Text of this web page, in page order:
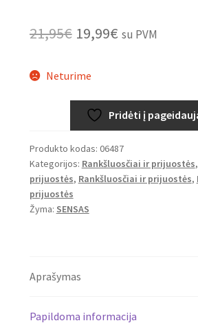
21,95€ Original
was:
21,95€.
19,99€Current
19,99€.
su PVM
Neturime
Pridėti į
Produkto kodas: 06487
Kategorijos: Rankšluosčiai ir prijuostės,
prijuostės, Rankšluosčiai ir prijuostės,
prijuostės
Žyma: SENSAS
Aprašymas
Papildoma informacija